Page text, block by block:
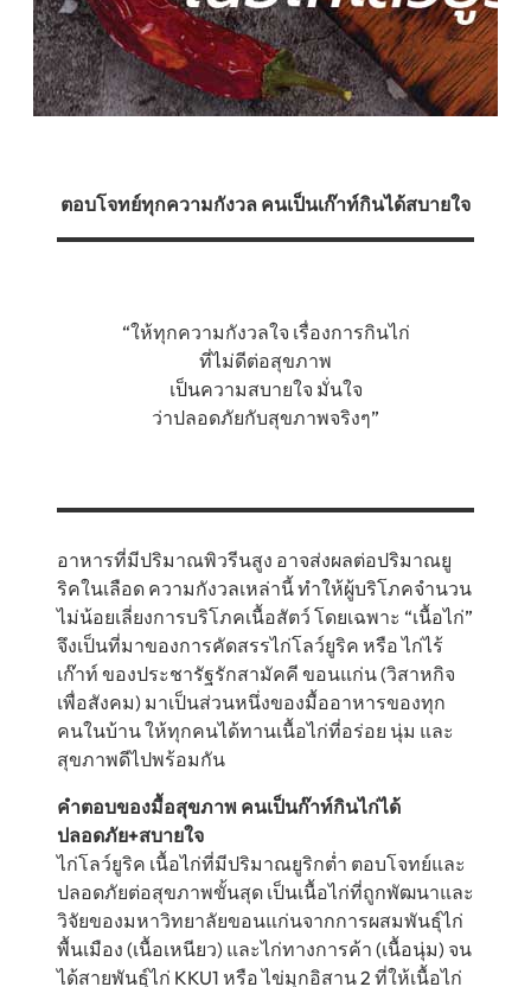
ตอบโจทย์ทุกความกังวล คนเป็นเก๊าท์กินได้สบายใจ
“ให้ทุกความกังวลใจ เรื่องการกินไก่
ที่ไม่ดีต่อสุขภาพ
เป็นความสบายใจ มั่นใจ
ว่าปลอดภัยกับสุขภาพจริงๆ”
อาหารที่มีปริมาณพิวรีนสูง อาจส่งผลต่อปริมาณยู
ริคในเลือด ความกังวลเหล่านี้ ทำให้ผู้บริโภคจำนวน
ไม่น้อยเลี่ยงการบริโภคเนื้อสัตว์ โดยเฉพาะ “เนื้อไก่”
จึงเป็นที่มาของการคัดสรรไก่โลว์ยูริค หรือ ไก่ไร้
เก๊าท์ ของประชารัฐรักสามัคคี ขอนแก่น (วิสาหกิจ
เพื่อสังคม) มาเป็นส่วนหนึ่งของมื้ออาหารของทุก
คนในบ้าน ให้ทุกคนได้ทานเนื้อไก่ที่อร่อย นุ่ม และ
สุขภาพดีไปพร้อมกัน
คำตอบของมื้อสุขภาพ คนเป็นก๊าท์กินไก่ได้
ปลอดภัย+สบายใจ
ไก่โลว์ยูริค เนื้อไก่ที่มีปริมาณยูริกต่ำ ตอบโจทย์และ
ปลอดภัยต่อสุขภาพขั้นสุด เป็นเนื้อไก่ที่ถูกพัฒนาและ
วิจัยของมหาวิทยาลัยขอนแก่นจากการผสมพันธุ์ไก่
พื้นเมือง (เนื้อเหนียว) และไก่ทางการค้า (เนื้อนุ่ม) จน
ได้สายพันธุ์ไก่ KKU1 หรือ ไข่มุกอิสาน 2 ที่ให้เนื้อไก่